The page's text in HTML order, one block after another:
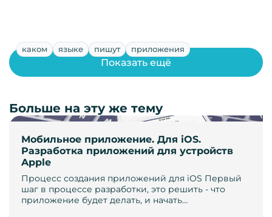
каком языке пишут приложения
Мобильное приложение. Для iOS.
Разработка приложений для устройств
Apple
Процесс создания приложений для iOS Первый
шаг в процессе разработки, это решить - что
приложение будет делать, и начать…
Показать ещё
Больше на эту же тему